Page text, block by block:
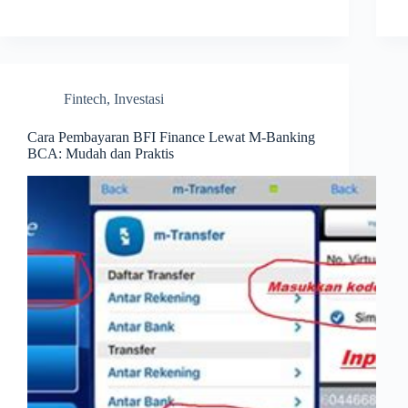
Fintech, Investasi
Cara Pembayaran BFI Finance Lewat M-Banking
BCA: Mudah dan Praktis